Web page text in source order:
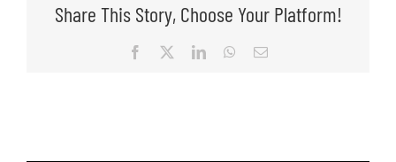
Share This Story, Choose Your Platform!
Facebook LinkedInWhatsApp
Email